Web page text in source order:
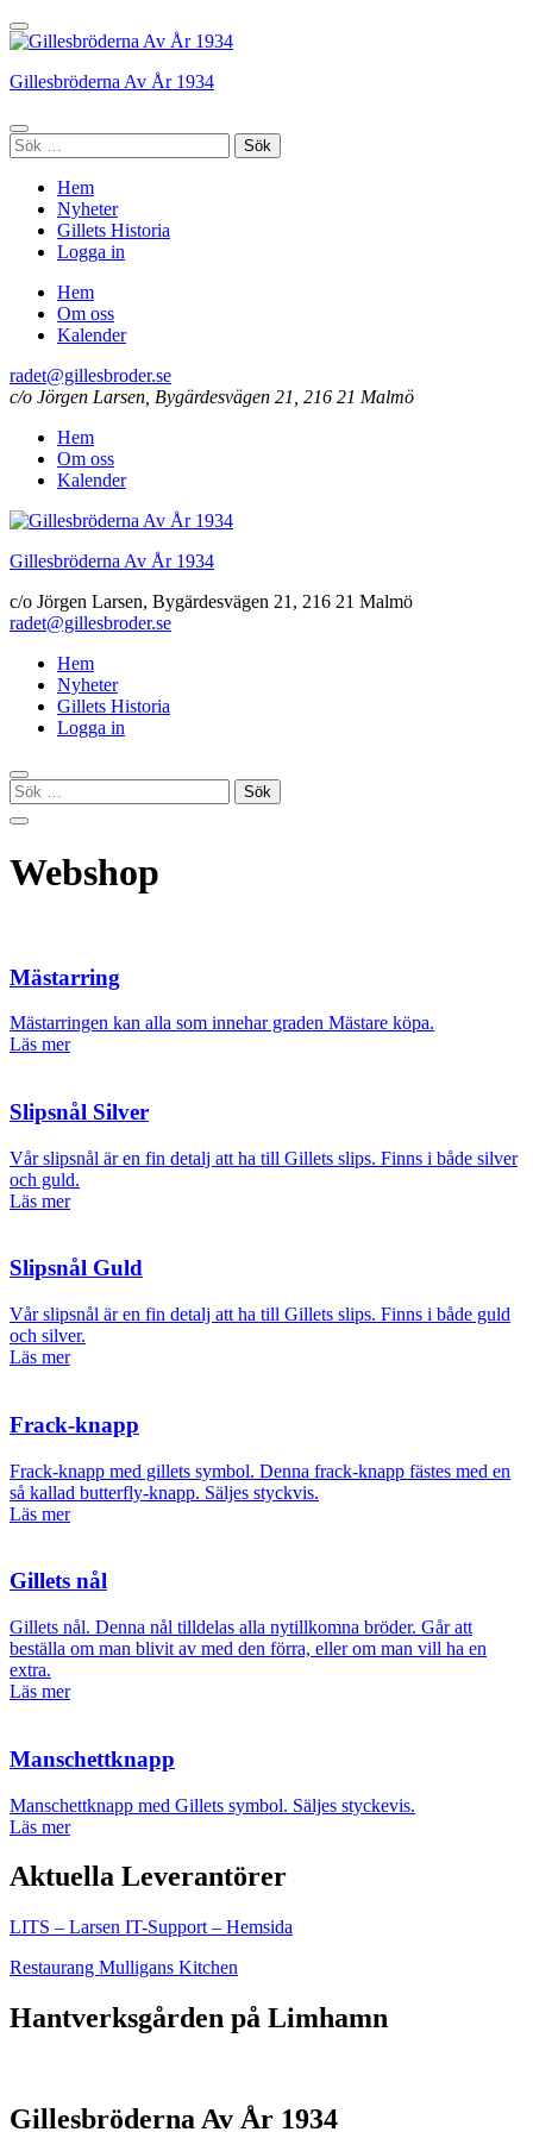
Hoppa
till
(tryck
Gillesbröderna Av År 1934
Sök
efter:
Hem
Nyheter
Gillets Historia
Logga in
Hem
Om oss
Kalender
radet@gillesbroder.se
c/o Jörgen Larsen, Bygärdesvägen 21, 216 21 Malmö
Hem
Om oss
Kalender
Gillesbröderna Av År 1934
c/o Jörgen Larsen, Bygärdesvägen 21, 216 21 Malmö
radet@gillesbroder.se
Hem
Nyheter
Gillets Historia
Logga in
Sök
efter:
Webshop
Mästarring
Mästarringen kan alla som innehar graden Mästare köpa.
Läs mer
Slipsnål Silver
Vår slipsnål är en fin detalj att ha till Gillets slips. Finns i både silver
och guld.
Läs mer
Slipsnål Guld
Vår slipsnål är en fin detalj att ha till Gillets slips. Finns i både guld
och silver.
Läs mer
Frack-knapp
Frack-knapp med gillets symbol. Denna frack-knapp fästes med en
så kallad butterfly-knapp. Säljes styckvis.
Läs mer
Gillets nål
Gillets nål. Denna nål tilldelas alla nytillkomna bröder. Går att
beställa om man blivit av med den förra, eller om man vill ha en
extra.
Läs mer
Manschettknapp
Manschettknapp med Gillets symbol. Säljes styckevis.
Läs mer
Aktuella Leverantörer
LITS – Larsen IT-Support – Hemsida
Restaurang Mulligans Kitchen
Hantverksgården på Limhamn
Gillesbröderna Av År 1934